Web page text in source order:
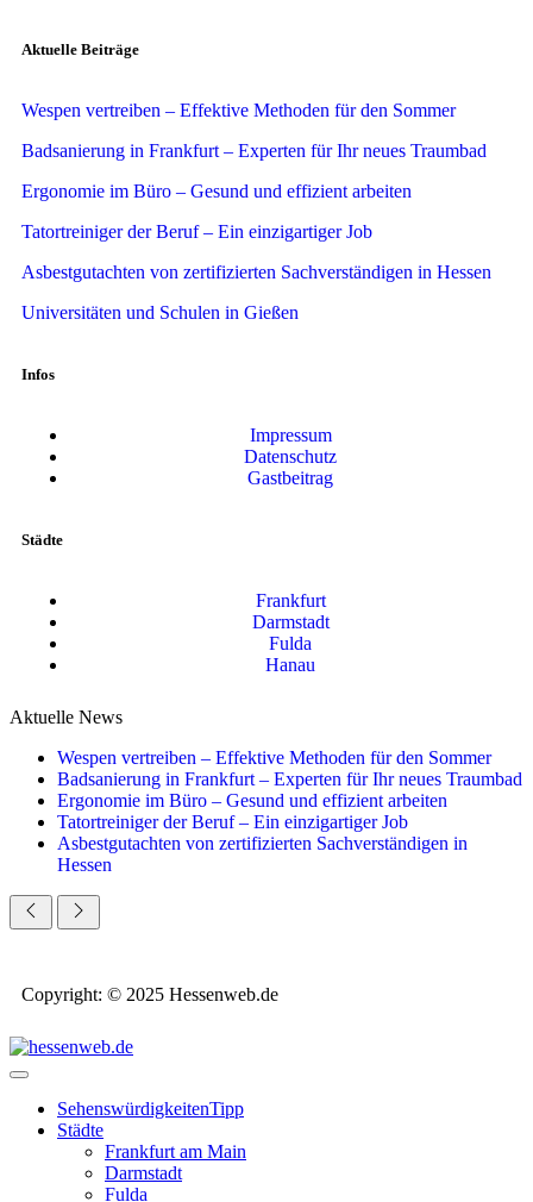
Aktuelle Beiträge
Wespen vertreiben – Effektive Methoden für den Sommer
Badsanierung in Frankfurt – Experten für Ihr neues Traumbad
Ergonomie im Büro – Gesund und effizient arbeiten
Tatortreiniger der Beruf – Ein einzigartiger Job
Asbestgutachten von zertifizierten Sachverständigen in Hessen
Universitäten und Schulen in Gießen
Infos
Impressum
Datenschutz
Gastbeitrag
Städte
Frankfurt
Darmstadt
Fulda
Hanau
Aktuelle News
Wespen vertreiben – Effektive Methoden für den Sommer
Badsanierung in Frankfurt – Experten für Ihr neues Traumbad
Ergonomie im Büro – Gesund und effizient arbeiten
Tatortreiniger der Beruf – Ein einzigartiger Job
Asbestgutachten von zertifizierten Sachverständigen in
Hessen
Copyright: © 2025 Hessenweb.de
SehenswürdigkeitenTipp
Städte
Frankfurt am Main
Darmstadt
Fulda